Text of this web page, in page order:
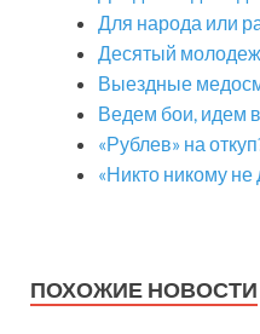
Для народа или
Десятый
Выездные
Ведем бои, идем
«Рублев» на
«Никто никому
ПОХОЖИЕ НОВОСТИ